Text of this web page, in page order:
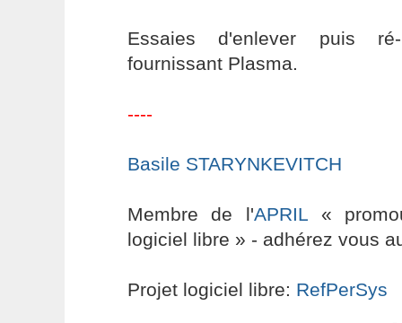
Essaies d'enlever puis
fournissant Plasma.
----
Basile STARYNKEVITCH
Membre de l'APRIL «
logiciel libre » - adhérez vous
Projet logiciel libre: RefPerSys